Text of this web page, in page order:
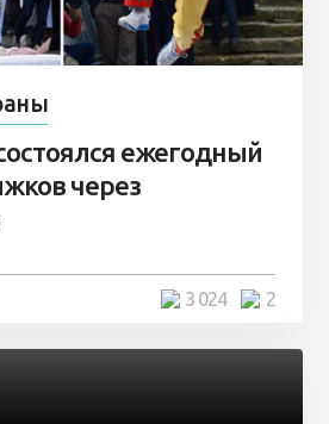
ежегодный
через
2
3 024